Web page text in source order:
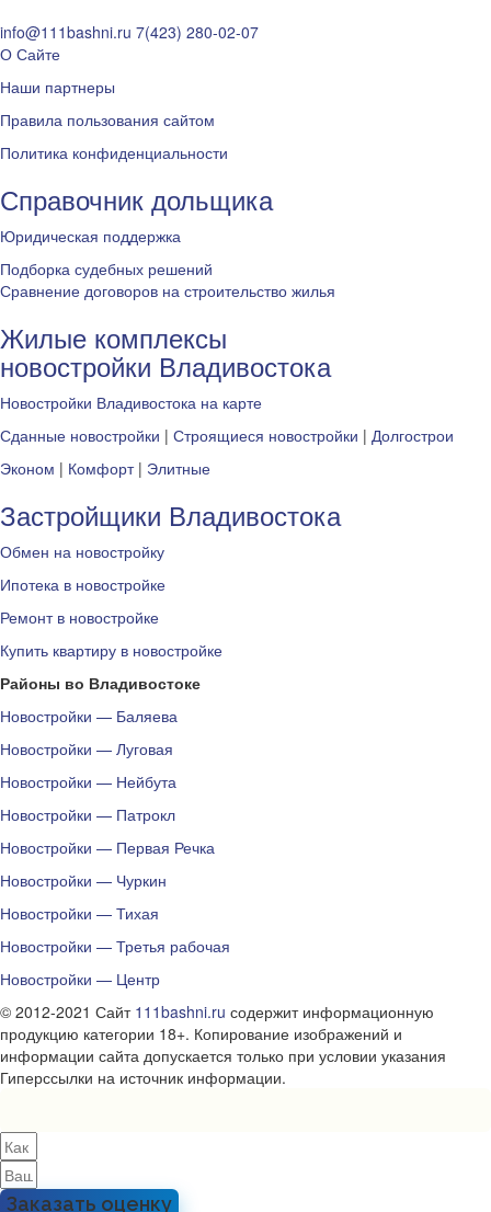
info@111bashni.ru 7(423) 280-02-07
О Сайте
Наши партнеры
Правила пользования сайтом
Политика конфиденциальности
Справочник дольщика
Юридическая поддержка
Подборка судебных решений
Сравнение договоров на строительство жилья
Жилые комплексы
новостройки Владивостока
Новостройки Владивостока на карте
Сданные новостройки | Строящиеся новостройки | Долгострои
Эконом | Комфорт| Элитные
Застройщики Владивостока
Обмен на новостройку
Ипотека в новостройке
Ремонт в новостройке
Купить квартиру в новостройке
Районы во Владивостоке
Новостройки — Баляева
Новостройки — Луговая
Новостройки — Нейбута
Новостройки — Патрокл
Новостройки — Первая Речка
Новостройки — Чуркин
Новостройки — Тихая
Новостройки — Третья рабочая
Новостройки — Центр
© 2012-2021 Сайт 111bashni.ru содержит информационную
продукцию категории 18+. Копирование изображений и
информации сайта допускается только при условии указания
Гиперссылки на источник информации.
Заказать оценку